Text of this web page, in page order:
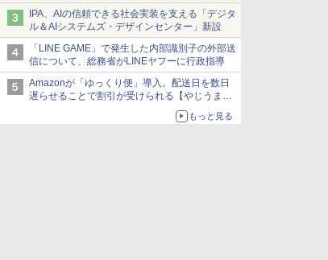
IPA、AIの信頼できる社会実装を支える「デジタ
ル＆AIシステムズ・デザインセンター」新設
「LINE GAME」で発生した内部識別子の外部送
信について、総務省がLINEヤフーに行政指導
Amazonが「ゆっくり便」導入。配送日を数日
遅らせることで割引が受けられる【やじうま
もっと見る